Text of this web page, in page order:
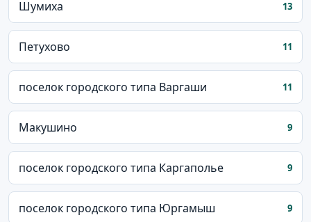
Шумиха 13
Петухово 11
поселок городского типа Варгаши 11
Макушино 9
поселок городского типа Каргаполье 9
поселок городского типа Юргамыш 9